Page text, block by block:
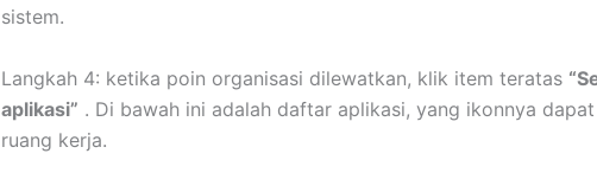
sistem.
Langkah 4: ketika poin organisasi dilewatkan, klik item teratas
aplikasi” . Di bawah ini adalah daftar aplikasi, yang ikonnya
ruang kerja.